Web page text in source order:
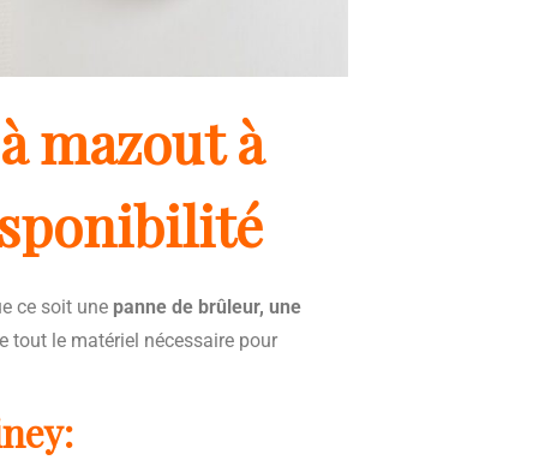
mazout à
ce soit une panne de brûleur, une
tout le matériel nécessaire pour